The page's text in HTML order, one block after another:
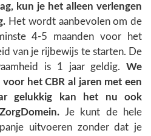
kun je het alleen verlengen
Het wordt aanbevolen om de
4-5 maanden voor het
van je rijbewijs te starten. De
is 1 jaar geldig. We
het CBR al jaren met een
gelukkig kan het nu ook
Je kunt de hele
uitvoeren zonder dat je